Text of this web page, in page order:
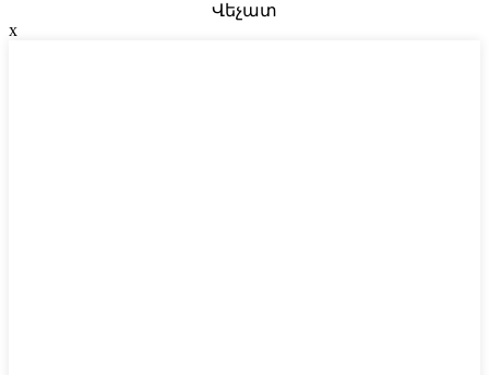
Վեչատ
x